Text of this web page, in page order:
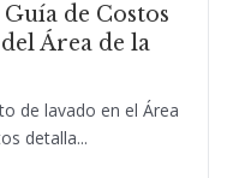
de Costos
Área de la
de lavado en el Área
detalla...